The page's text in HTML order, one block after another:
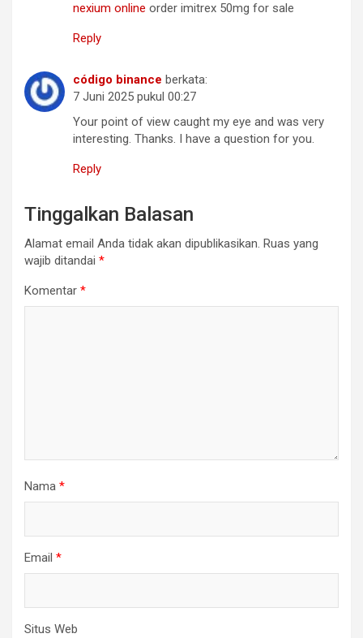
nexium online order imitrex 50mg for sale
Reply
código binance berkata:
7 Juni 2025 pukul 00:27
Your point of view caught my eye and was very
interesting. Thanks. I have a question for you.
Reply
Tinggalkan Balasan
Alamat email Anda tidak akan dipublikasikan. Ruas yang
wajib ditandai *
Komentar *
Nama *
Email *
Situs Web